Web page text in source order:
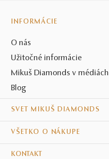
INFORMÁCIE
O nás
Užitočné informácie
Mikuš Diamonds v médiách
Blog
SVET MIKUŠ DIAMONDS
VŠETKO O NÁKUPE
KONTAKT